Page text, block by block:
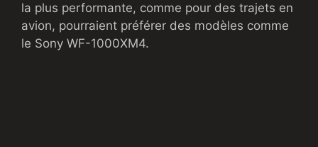
la plus performante, comme pour des trajets en
avion, pourraient préférer des modèles comme
le Sony WF-1000XM4.